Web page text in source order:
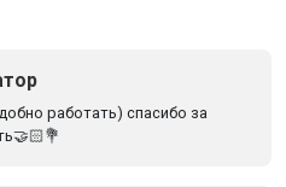
работать) спасибо за